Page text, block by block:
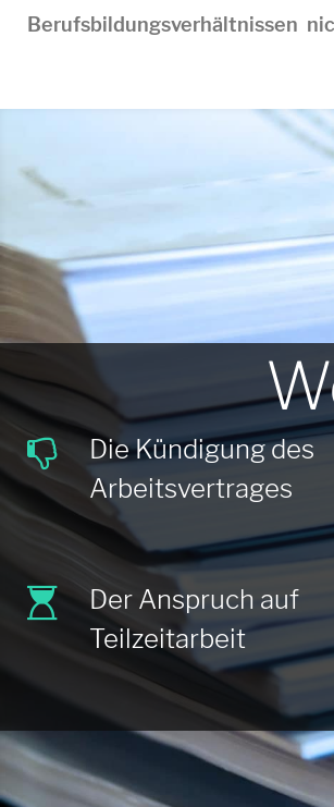
Berufsbildungsverhältnissen
Die Kündigung des
Arbeitsvertrages
Der Anspruch auf
Teilzeitarbeit